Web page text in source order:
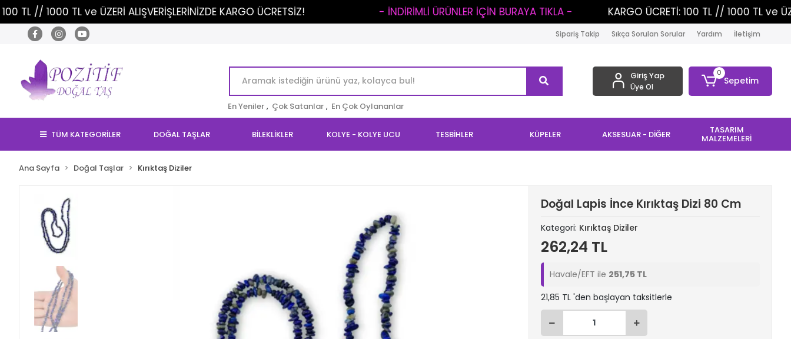
TL ve ÜZERİ ALIŞVERİŞLERİNİZDE KARGO ÜCRETSİZ! .. - İNDİRİMLİ ÜRÜNLER İÇİN BURAYA TIKLA - KARGO ÜCRETİ: 100 TL // 1000 TL ve ÜZERİ
Sipariş Takip Sıkça Sorulan Sorular Yardım İletişim
En Yeniler , Çok Satanlar , En Çok Oylananlar
Giriş Yap
Üye Ol
0
Sepetim
TÜM KATEGORİLER DOĞAL TAŞLAR BİLEKLİKLER KOLYE - KOLYE UCU TESBİHLER KÜPELER AKSESUAR - DİĞER TASARIM
MALZEMELERİ
Ana Sayfa Doğal Taşlar Kırıktaş Diziler
Doğal Lapis İnce Kırıktaş Dizi 80 Cm
Kategori: Kırıktaş Diziler
262,24 TL
Havale/EFT ile 251,75 TL
21,85 TL 'den başlayan taksitlerle